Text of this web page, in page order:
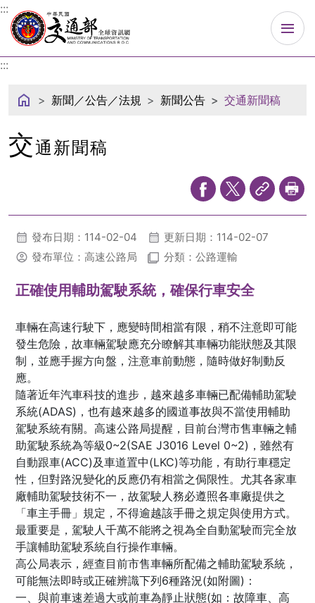
中華民國交通部
:::
:::
新聞／公告／法規 新聞公告 交通新聞稿
交通新聞稿
發布日期：114-02-04
更新日期：114-02-07
發布單位：高速公路局
分類：公路運輸
正確使用輔助駕駛系統，確保行車安全
車輛在高速行駛下，應變時間相當有限，稍不注意即可能
發生危險，故車輛駕駛應充分瞭解其車輛功能狀態及其限
制，並應手握方向盤，注意車前動態，隨時做好制動反
應。
隨著近年汽車科技的進步，越來越多車輛已配備輔助駕駛
系統(ADAS)，也有越來越多的國道事故與不當使用輔助
駕駛系統有關。高速公路局提醒，目前台灣市售車輛之輔
助駕駛系統為等級0~2(SAE J3016 Level 0~2)，雖然有
自動跟車(ACC)及車道置中(LKC)等功能，有助行車穩定
性，但對路況變化的反應仍有相當之侷限性。尤其各家車
廠輔助駕駛技術不一，故駕駛人務必遵照各車廠提供之
「車主手冊」規定，不得逾越該手冊之規定與使用方式。
最重要是，駕駛人千萬不能將之視為全自動駕駛而完全放
手讓輔助駕駛系統自行操作車輛。
高公局表示，經查目前市售車輛所配備之輔助駕駛系統，
可能無法即時或正確辨識下列6種路況(如附圖)：
一、與前車速差過大或前車為靜止狀態(如：故障車、高